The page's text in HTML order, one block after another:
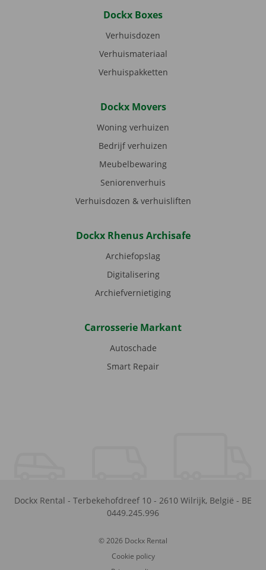
Dockx Boxes
Verhuisdozen
Verhuismateriaal
Verhuispakketten
Dockx Movers
Woning verhuizen
Bedrijf verhuizen
Meubelbewaring
Seniorenverhuis
Verhuisdozen & verhuisliften
Dockx Rhenus Archisafe
Archiefopslag
Digitalisering
Archiefvernietiging
Carrosserie Markant
Autoschade
Smart Repair
Dockx Rental - Terbekehofdreef 10 - 2610 Wilrijk, België - BE
0449.245.996
© 2026 Dockx Rental
Cookie policy